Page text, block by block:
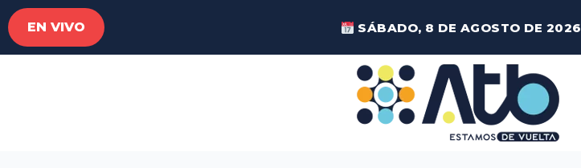
EN VIVO SÁBADO, 8 DE AGOSTO DE 2026